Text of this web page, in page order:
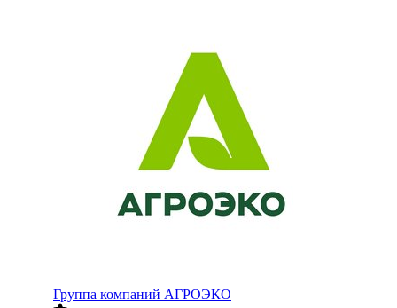
Группа компаний АГРОЭКО